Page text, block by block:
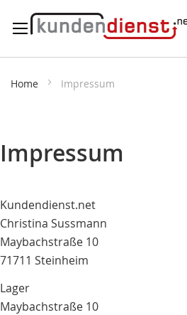
zum
Home Impressum
Impressum
Kundendienst.net
Christina Sussmann
Maybachstraße 10
71711 Steinheim
Lager
Maybachstraße 10